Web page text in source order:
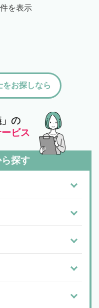
件を表示
」の
ビス
お探しなら
探す